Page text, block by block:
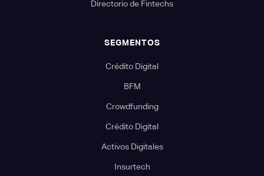
Directorio de Fintechs
SEGMENTOS
Crédito Digital
BFM
Crowdfunding
Crédito Digital
Activos Digitales
Insurtech